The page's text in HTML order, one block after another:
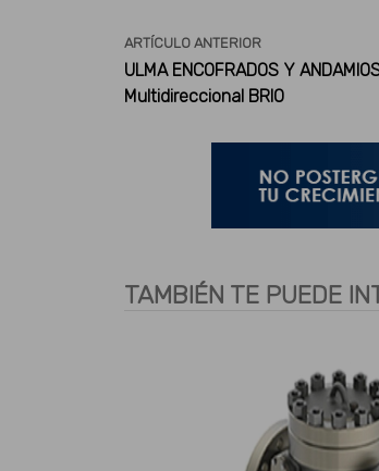
ARTÍCULO ANTERIOR
ULMA ENCOFRADOS Y
Multidireccional BRIO
TAMBIÉN TE PUEDE